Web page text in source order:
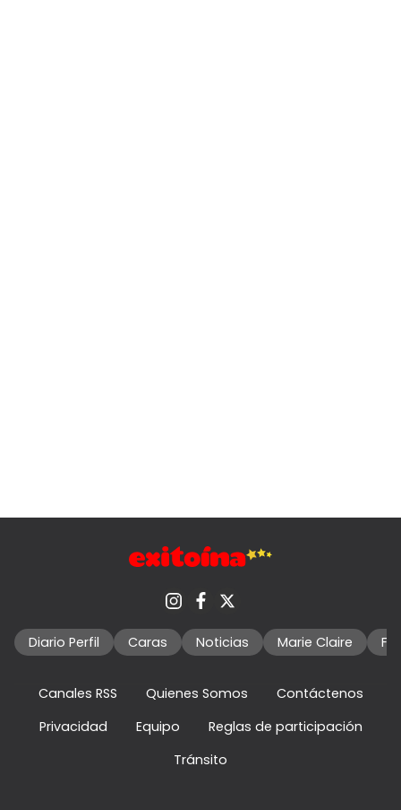
Diario Perfil Caras Noticias Marie Claire
Canales RSS Quienes Somos
Contáctenos
Privacidad
Equipo
Reglas de participación
Tránsito